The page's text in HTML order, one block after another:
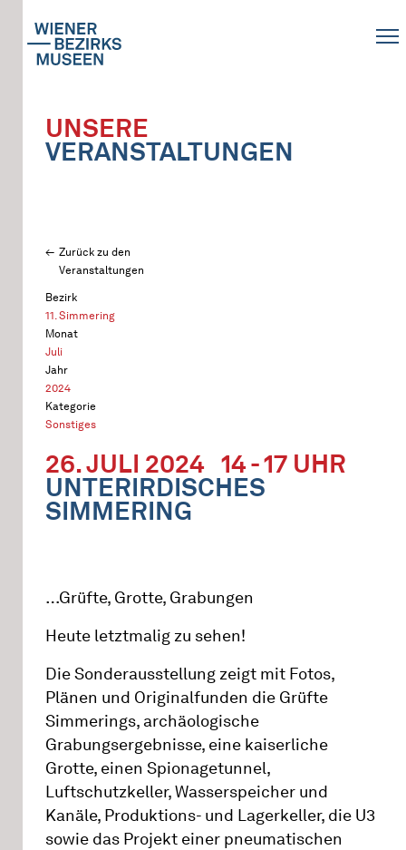
UNSERE
VERANSTALTUNGEN
Zurück zu den
Veranstaltungen
Bezirk
11. Simmering
Monat
Juli
Jahr
2024
Kategorie
Sonstiges
26. JULI 2024 14 - 17 UHR
UNTERIRDISCHES
SIMMERING
…Grüfte, Grotte, Grabungen
Heute letztmalig zu sehen!
Die Sonderausstellung zeigt mit Fotos,
Plänen und Originalfunden die Grüfte
Simmerings, archäologische
Grabungsergebnisse, eine kaiserliche
Grotte, einen Spionagetunnel,
Luftschutzkeller, Wasserspeicher und
Kanäle, Produktions- und Lagerkeller, die U3
sowie das Projekt einer pneumatischen